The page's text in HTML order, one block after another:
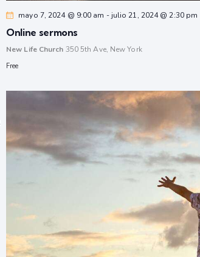
mayo 7, 2024 @ 9:00 am -julio 21, 2024 @ 2:30 pm
Online sermons
New Life Church 350 5th Ave, New York
Free